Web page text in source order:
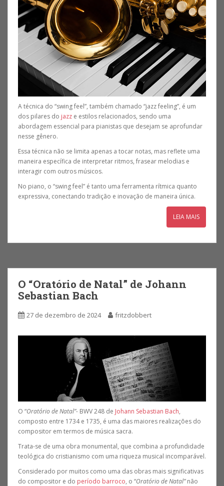
A técnica do “swing feel”, também chamado “jazz feeling”, é um
dos pilares do jazz e estilos relacionados, sendo uma
abordagem essencial para pianistas que desejam se aprofundar
nesse gênero.
Essa técnica não se limita apenas a tocar notas, mas reflete uma
maneira específica de interpretar ritmos, frasear melodias e
interagir com outros músicos.
No piano, o “swing feel” é tanto uma ferramenta rítmica quanto
expressiva, conectando tradição e inovação de maneira única.
LEIA MAIS
O “Oratório de Natal” de Johann
Sebastian Bach
27 de dezembro de 2024 fritzdobbert
O “Oratório de Natal”- BWV 248 de Johann Sebastian Bach,
composto entre 1734 e 1735, é uma das maiores realizações do
compositor em termos de música sacra.
Trata-se de uma obra monumental, que combina a profundidade
teológica do cristianismo com uma riqueza musical incomparável.
Considerado por muitos como uma das obras mais significativas
do compositor e do período barroco, o “Oratório de Natal”não